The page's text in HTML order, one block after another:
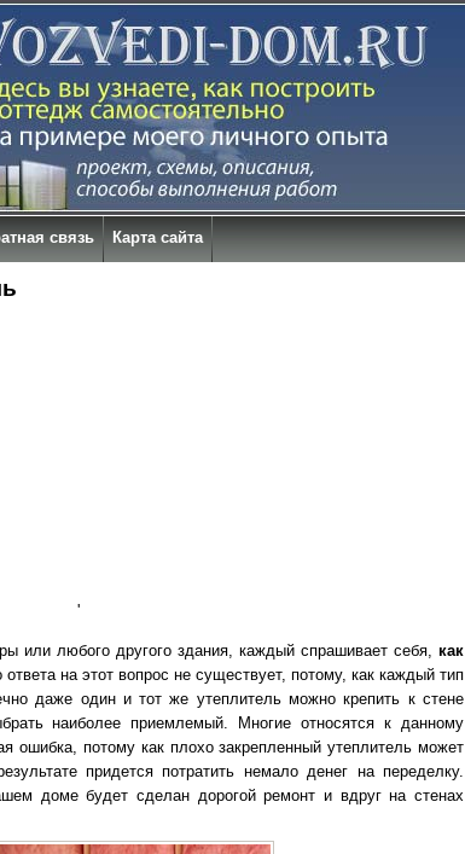
'
или любого другого здания, каждый спрашивает себя, как
ответа на этот вопрос не существует, потому, как каждый тип
даже один и тот же утеплитель можно крепить к стене
наиболее приемлемый. Многие относятся к данному
ошибка, потому как плохо закрепленный утеплитель может
придется потратить немало денег на переделку.
доме будет сделан дорогой ремонт и вдруг на стенах
связь Карта сайта